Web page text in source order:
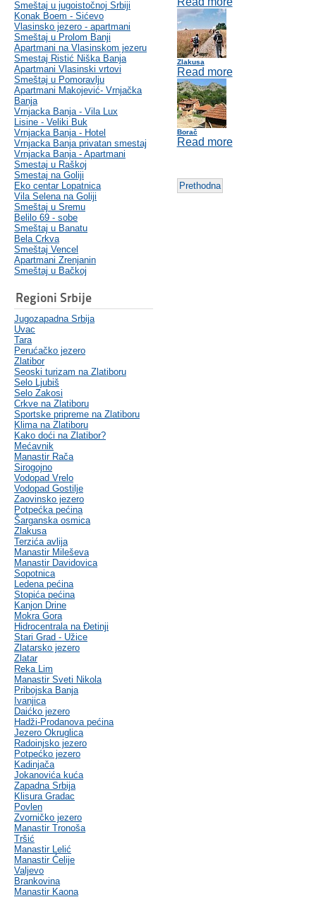
Smeštaj u jugoistočnoj Srbiji
Konak Boem - Sićevo
Vlasinsko jezero - apartmani
Smeštaj u Prolom Banji
Apartmani na Vlasinskom jezeru
Smestaj Ristić Niška Banja
Apartmani Vlasinski vrtovi
Smeštaj u Pomoravlju
Apartmani Makojević- Vrnjačka
Banja
Vrnjacka Banja - Vila Lux
Lisine - Veliki Buk
Vrnjacka Banja - Hotel
Vrnjacka Banja privatan smestaj
Vrnjacka Banja - Apartmani
Smestaj u Raškoj
Smestaj na Goliji
Eko centar Lopatnica
Vila Selena na Goliji
Smeštaj u Sremu
Belilo 69 - sobe
Smeštaj u Banatu
Bela Crkva
Smeštaj Vencel
Apartmani Zrenjanin
Smeštaj u Bačkoj
Regioni Srbije
Jugozapadna Srbija
Uvac
Tara
Perućačko jezero
Zlatibor
Seoski turizam na Zlatiboru
Selo Ljubiš
Selo Zakosi
Crkve na Zlatiboru
Sportske pripreme na Zlatiboru
Klima na Zlatiboru
Kako doći na Zlatibor?
Mećavnik
Manastir Rača
Sirogojno
Vodopad Vrelo
Vodopad Gostilje
Zaovinsko jezero
Potpećka pećina
Šarganska osmica
Zlakusa
Terzića avlija
Manastir Mileševa
Manastir Davidovica
Sopotnica
Ledena pećina
Stopića pećina
Kanjon Drine
Mokra Gora
Hidrocentrala na Đetinji
Stari Grad - Užice
Zlatarsko jezero
Zlatar
Reka Lim
Manastir Sveti Nikola
Pribojska Banja
Ivanjica
Daićko jezero
Hadži-Prodanova pećina
Jezero Okruglica
Radoinjsko jezero
Potpećko jezero
Kadinjača
Jokanovića kuća
Zapadna Srbija
Klisura Gradac
Povlen
Zvorničko jezero
Manastir Tronoša
Tršić
Manastir Lelić
Manastir Ćelije
Valjevo
Brankovina
Manastir Kaona
Zlakusa
Read more
Borač
Read more
Prethodna